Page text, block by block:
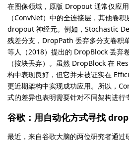
在图像领域，原版 Dropout 通常仅应
（ConvNet）中的全连接层，其他卷
dropout 神经元。例如，Stochastic
残差分支，DropPath 丢弃多分支卷积
等人（2018）提出的 DropBlock 丢弃
（按块丢弃）。虽然 DropBlock 在
构中表现良好，但它并未被证实在
更近期架构中实现成功应用。所以，
式的差异也表明需要针对不同架构进行
谷歌：用自动化方式寻找
最近，来自谷歌大脑的两位研究者通